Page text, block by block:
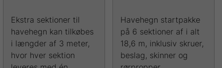
Ekstra sektioner til
havehegn kan tilkøbes
i længder af 3 meter,
hvor hver sektion
Havehegn startpakke
på 6 sektioner af i alt
18,6 m, inklusiv skruer,
beslag, skinner og